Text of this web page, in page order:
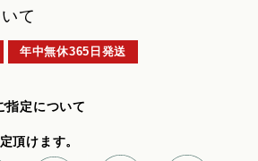
て
年中無休365日発送
指定について
頂けます。